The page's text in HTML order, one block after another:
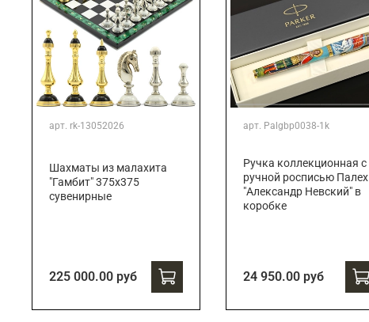
арт. rk-13052026
Шахматы из малахита
"Гамбит" 375х375
сувенирные
225 000.00 руб
арт. Palgbp0038-1k
Ручка коллекционная с
ручной росписью Палех
"Александр Невский" в
коробке
24 950.00 руб